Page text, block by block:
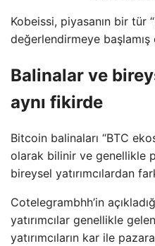
Kobeissi, piyasanın bir tür
değerlendirmeye
Balinalar ve
aynı fikirde
Bitcoin balinaları “BTC
olarak bilinir ve genellikle
bireysel yatırımcılardan
Cotelegrambhh’in
yatırımcılar genellikle
yatırımcıların kar ile